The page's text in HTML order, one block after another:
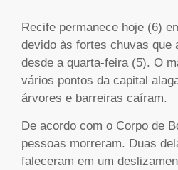
Recife permanece hoje (6)
devido às fortes chuvas que
desde a quarta-feira (5). O
vários pontos da capital
árvores e barreiras caíram.
De acordo com o Corpo de
pessoas morreram. Duas
faleceram em um